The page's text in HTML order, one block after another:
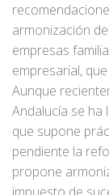
armonización
empresas
empresarial,
Aunque
Andalucía se ha
que supone
pendiente la
propone